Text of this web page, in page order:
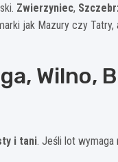
Zwierzyniec,
jak Mazury czy Tatry,
Wilno,
i tani. Jeśli lot wymaga